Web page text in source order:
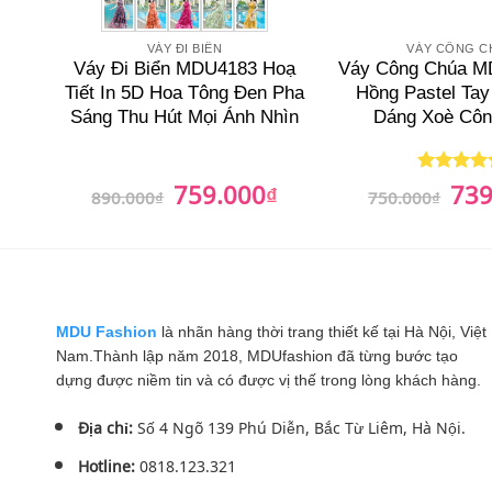
VÁY ĐI BIỂN
Váy Đi Biển MDU4183 Hoạ
Tiết In 5D Hoa Tông Đen Pha
Sáng Thu Hút Mọi Ánh Nhìn
890.000₫ Giá
gốc
759.000₫Giá
hiện
VÁY CÔNG
Váy Công Chúa
Hồng Pastel
Dáng Xoè
Được xếp
hạng55
750.000₫ Giá
gốc
MDU Fashion là nhãn hàng thời trang thiết kế tại Hà Nội, Việt
Nam.Thành lập năm 2018, MDUfashion đã từng bước tạo
dựng được niềm tin và có được vị thế trong lòng khách hàng.
Địa chỉ:Số 4 Ngõ 139 Phú Diễn, Bắc Từ Liêm, Hà Nội.
Hotline:0818.123.321